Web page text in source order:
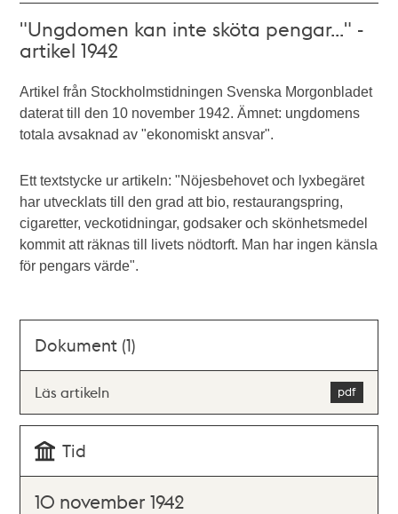
"Ungdomen kan inte sköta pengar..." -
artikel 1942
Artikel från Stockholmstidningen Svenska Morgonbladet
daterat till den 10 november 1942. Ämnet: ungdomens
totala avsaknad av "ekonomiskt ansvar".
Ett textstycke ur artikeln: "Nöjesbehovet och lyxbegäret
har utvecklats till den grad att bio, restaurangspring,
cigaretter, veckotidningar, godsaker och skönhetsmedel
kommit att räknas till livets nödtorft. Man har ingen känsla
för pengars värde".
Dokument (1)
Läs artikeln
Tid
10 november 1942